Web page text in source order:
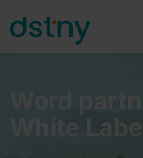
Word
White